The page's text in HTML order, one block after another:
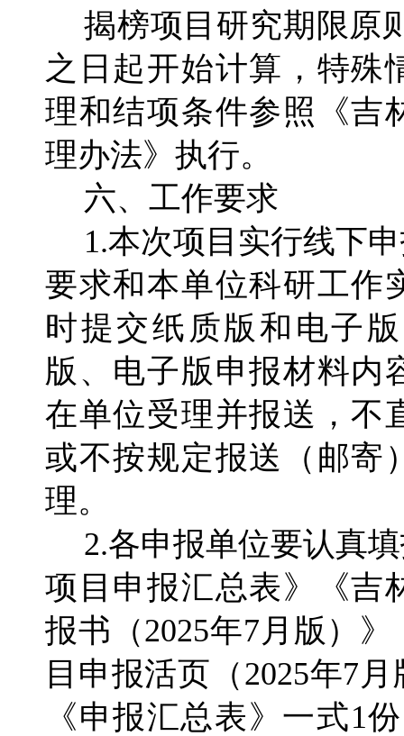
揭榜项目研究期限原
之日起开始计算，特殊
理和结项条件参照《吉
理办法》执行。
六、工作要求
1.本次项目实行线下
要求和本单位科研工作
时提交纸质版和电子
版、电子版申报材料内
在单位受理并报送，不
或不按规定报送（邮寄
理。
2.各申报单位要认真
项目申报汇总表》《吉
报书（2025年7月版）
目申报活页（2025年7
《申报汇总表》一式1